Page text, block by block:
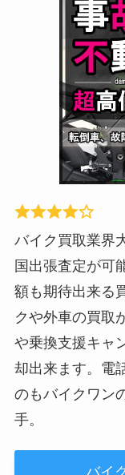
バイク買取業界
国出張査定が可
額も期待出来る
クや外車の買取
や乗換支援キャ
却出来ます。電
のもバイクワン
手。
バイ